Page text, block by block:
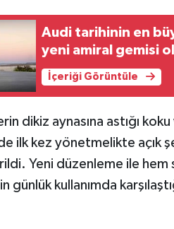
Audi tarihinin en
yeni amiral gemisi
İçeriği Görüntüle
dikiz aynasına astığı
ilk kez yönetmelikte açık
Yeni düzenleme ile hem
günlük kullanımda